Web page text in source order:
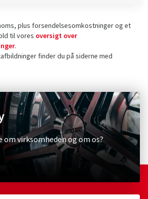
plus forsendelsesomkostninger og et
til vores oversigt over
.
finder du på siderne med
om virksomheden og om os?